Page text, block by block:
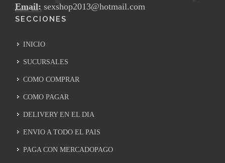
Email: sexshop2013@hotmail.com
SECCIONES
INICIO
SUCURSALES
COMO COMPRAR
COMO PAGAR
DELIVERY EN EL DIA
ENVIO A TODO EL PAIS
PAGA CON MERCADOPAGO